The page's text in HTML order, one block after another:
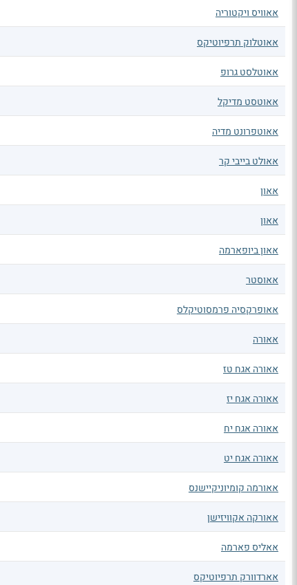
אאוויס ויקטוריה
אאוטלוק תרפיוטיקס
אאוטלסט גרופ
אאוטסט מדיקל
אאוטפרונט מדיה
אאולט בייבי קר
אאון
אאון
אאון ביופארמה
אאוסטר
אאופרקסיה פרמסוטיקלס
אאורה
אאורה אגח טז
אאורה אגח יז
אאורה אגח יח
אאורה אגח יט
אאורמה קומיוניקיישנס
אאורקה אקוויזישן
אאליס פארמה
אארדוורק תרפיוטיקס